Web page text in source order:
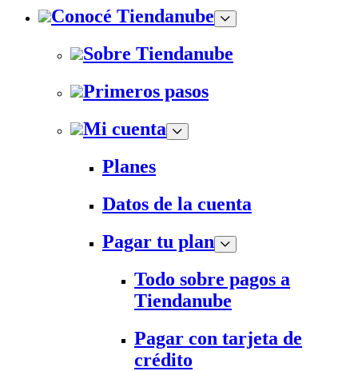
Conocé Tiendanube
Sobre Tiendanube
Primeros pasos
Mi cuenta
Planes
Datos de la cuenta
Pagar tu plan
Todo sobre pagos a
Tiendanube
Pagar con tarjeta de
crédito